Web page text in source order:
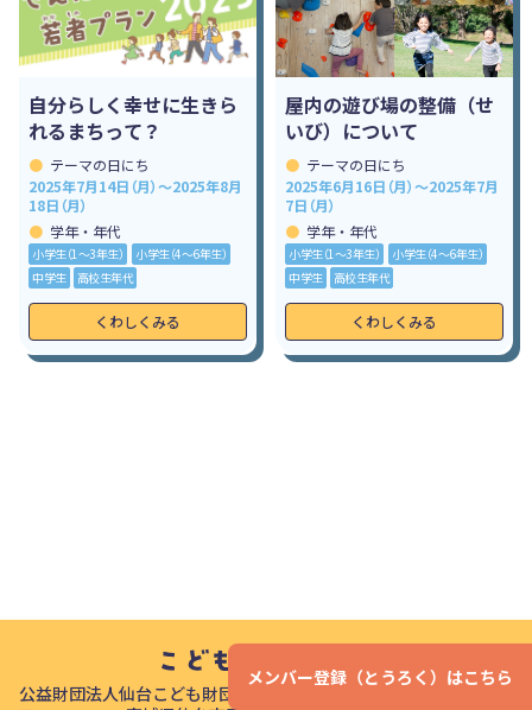
自分らしく幸せに生きら
れるまちって？
テーマの日にち
2025年7月14日（月）～2025年8月
18日（月）
学年・年代
小学生（1〜3年生）
小学生（4〜6年生）
中学生
高校生年代
くわしくみる
屋内の遊び場の整備（せ
いび）について
テーマの日にち
2025年6月16日（月）～2025年7月
7日（月）
学年・年代
小学生（1〜3年生）
小学生（4〜6年生）
中学生
高校生年代
くわしくみる
メンバー登録（とうろく）はこちら
公益財団法人仙台こども財団